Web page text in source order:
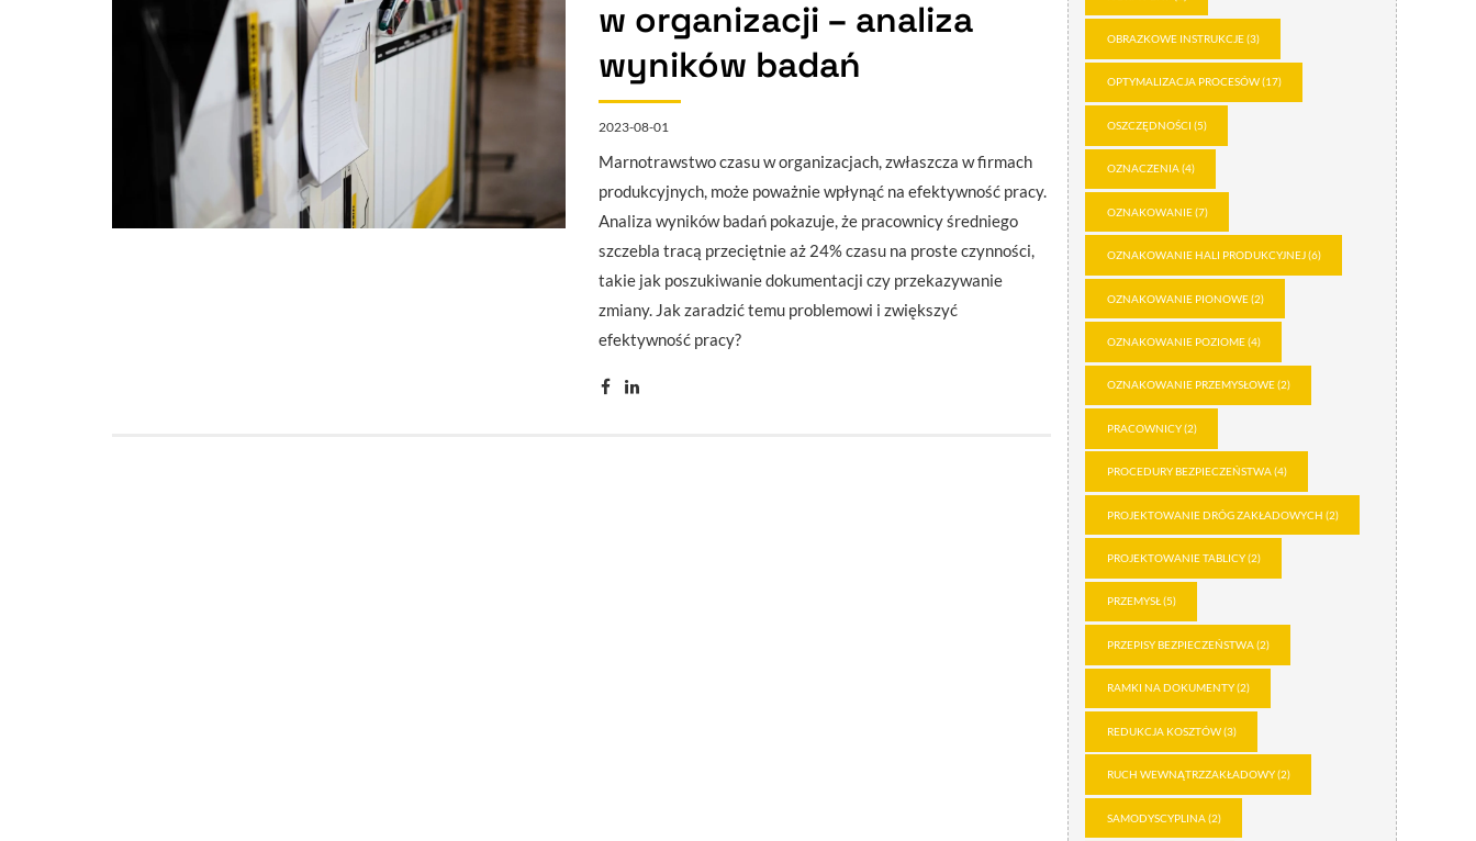
w organizacji – analiza
wyników badań
2023-08-01
Marnotrawstwo czasu w organizacjach, zwłaszcza w firmach
produkcyjnych, może poważnie wpłynąć na efektywność pracy.
Analiza wyników badań pokazuje, że pracownicy średniego
szczebla tracą przeciętnie aż 24% czasu na proste czynności,
takie jak poszukiwanie dokumentacji czy przekazywanie
zmiany. Jak zaradzić temu problemowi i zwiększyć
efektywność pracy?
OBRAZKOWE INSTRUKCJE(3)
OPTYMALIZACJA PROCESÓW(17)
OSZCZĘDNOŚCI (5)
OZNACZENIA(4)
OZNAKOWANIE(7)
OZNAKOWANIE HALI PRODUKCYJNEJ(6)
OZNAKOWANIE PIONOWE(2)
OZNAKOWANIE POZIOME(4)
OZNAKOWANIE PRZEMYSŁOWE(2)
PRACOWNICY(2)
PROCEDURY BEZPIECZEŃSTWA(4)
PROJEKTOWANIE DRÓG ZAKŁADOWYCH (2)
PROJEKTOWANIE TABLICY(2)
PRZEMYSŁ(5)
PRZEPISY BEZPIECZEŃSTWA(2)
RAMKI NA DOKUMENTY(2)
REDUKCJA KOSZTÓW(3)
RUCH WEWNĄTRZZAKŁADOWY(2)
SAMODYSCYPLINA(2)